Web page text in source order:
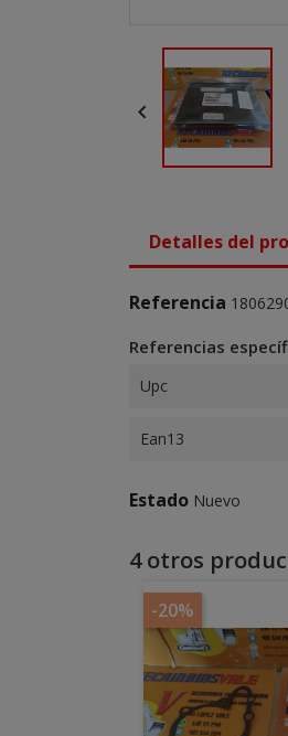

Detalles del
Referencia
Referencias
Upc
Ean13
Estado Nuevo
4 otros
-20%